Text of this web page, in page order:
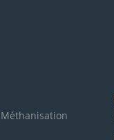
Méthanisation